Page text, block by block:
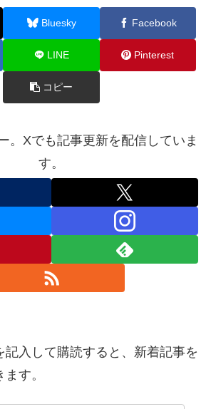
Bluesky Facebook
LINE Pinterest
コピー
。Xでも記事更新を配信していま
す。
記入して購読すると、新着記事を
す。